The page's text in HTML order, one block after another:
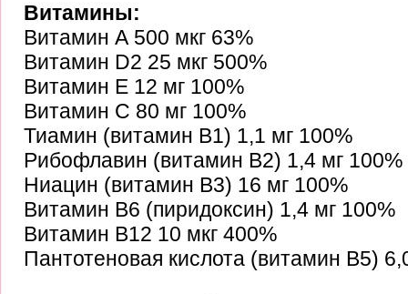
Витамины:
Витамин А 500 мкг 63%
Витамин D2 25 мкг 500%
Витамин Е 12 мг 100%
Витамин С 80 мг 100%
Тиамин (витамин В1) 1,1 мг 100%
Рибофлавин (витамин В2) 1,4 мг 100%
Ниацин (витамин В3) 16 мг 100%
Витамин В6 (пиридоксин) 1,4 мг 100%
Витамин В12 10 мкг 400%
Пантотеновая кислота (витамин В5)